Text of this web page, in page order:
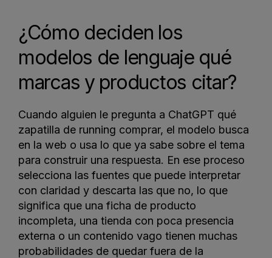
¿Cómo deciden los
modelos de lenguaje qué
marcas y productos citar?
Cuando alguien le pregunta a ChatGPT qué
zapatilla de running comprar, el modelo busca
en la web o usa lo que ya sabe sobre el tema
para construir una respuesta. En ese proceso
selecciona las fuentes que puede interpretar
con claridad y descarta las que no, lo que
significa que una ficha de producto
incompleta, una tienda con poca presencia
externa o un contenido vago tienen muchas
probabilidades de quedar fuera de la